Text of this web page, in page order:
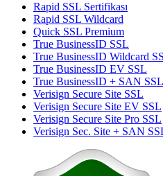
Rapid SSL Sertifikası
Rapid SSL Wildcard
Quick SSL Premium
True BusinessID SSL
True BusinessID Wildcard
True BusinessID EV SSL
True BusinessID + SAN SSL
Verisign Secure Site SSL
Verisign Secure Site EV SSL
Verisign Secure Site Pro SSL
Verisign Sec. Site + SAN